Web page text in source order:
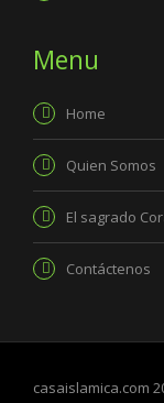
Menu
Home
Quien Somos
El sagrado
Contáctenos
casaislamica.com